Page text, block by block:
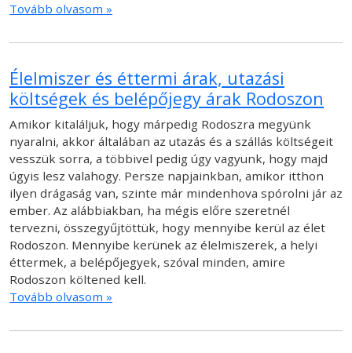
Tovább olvasom »
Élelmiszer és éttermi árak, utazási
költségek és belépőjegy árak Rodoszon
Amikor kitaláljuk, hogy márpedig Rodoszra megyünk
nyaralni, akkor általában az utazás és a szállás költségeit
vesszük sorra, a többivel pedig úgy vagyunk, hogy majd
úgyis lesz valahogy. Persze napjainkban, amikor itthon
ilyen drágaság van, szinte már mindenhova spórolni jár az
ember. Az alábbiakban, ha mégis előre szeretnél
tervezni, összegyűjtöttük, hogy mennyibe kerül az élet
Rodoszon. Mennyibe kerünek az élelmiszerek, a helyi
éttermek, a belépőjegyek, szóval minden, amire
Rodoszon költened kell.
Tovább olvasom »